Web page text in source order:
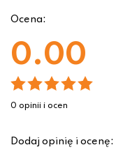
Ocena:
0.00
0 opinii i ocen
Dodaj opinię i ocenę: